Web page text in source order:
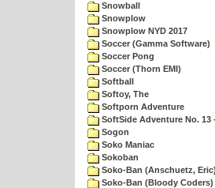
Snowball
Snowplow
Snowplow NYD 2017
Soccer (Gamma Software)
Soccer Pong
Soccer (Thorn EMI)
Softball
Softoy, The
Softporn Adventure
SoftSide Adventure No. 13
Sogon
Soko Maniac
Sokoban
Soko-Ban (Anschuetz,
Soko-Ban (Bloody Coders)